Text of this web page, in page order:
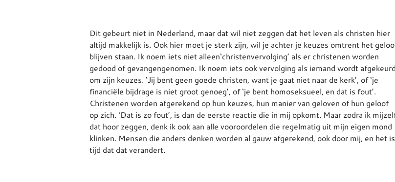
Dit gebeurt niet in Nederland, maar dat wil niet zeggen dat het leven als christen hier
altijd makkelijk is. Ook hier moet je sterk zijn, wil je achter je keuzes omtrent het
blijven staan. Ik noem iets niet alleen‘christenvervolging’ als er christenen worden
gedood of gevangengenomen. Ik noem iets ook vervolging als iemand wordt afgekeurd
om zijn keuzes. ‘Jij bent geen goede christen, want je gaat niet naar de kerk’, of ‘je
financiële bijdrage is niet groot genoeg’, of ‘je bent homoseksueel, en dat is fout’.
Christenen worden afgerekend op hun keuzes, hun manier van geloven of hun geloof
op zich. ‘Dat is zo fout’, is dan de eerste reactie die in mij opkomt. Maar zodra ik
dat hoor zeggen, denk ik ook aan alle vooroordelen die regelmatig uit mijn eigen mond
klinken. Mensen die anders denken worden al gauw afgerekend, ook door mij, en het is
tijd dat dat verandert.